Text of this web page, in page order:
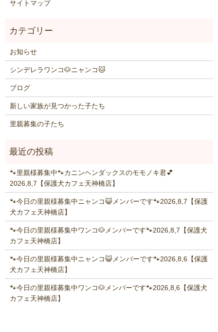
サイトマップ
お知らせ
シンデレラワンコ🐶ニャンコ🐱
ブログ
新しい家族が見つかった子たち
里親募集の子たち
🐾里親様募集中🐾カニンヘンダックスのモモノキ君💕
2026,8,7【保護犬カフェ天神橋店】
🐾今日の里親様募集中ニャンコ😺メンバーです🐾2026,8,7【保護
犬カフェ天神橋店】
🐾今日の里親様募集中ワンコ🐶メンバーです🐾2026,8,7【保護犬
カフェ天神橋店】
🐾今日の里親様募集中ニャンコ😺メンバーです🐾2026,8,6【保護
犬カフェ天神橋店】
🐾今日の里親様募集中ワンコ🐶メンバーです🐾2026,8,6【保護犬
カフェ天神橋店】